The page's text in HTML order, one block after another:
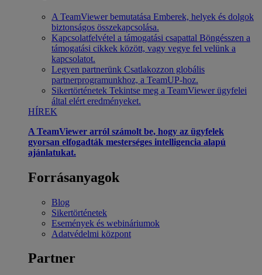
A TeamViewer bemutatása Emberek, helyek és dolgok
biztonságos összekapcsolása.
Kapcsolatfelvétel a támogatási csapattal Böngésszen a
támogatási cikkek között, vagy vegye fel velünk a
kapcsolatot.
Legyen partnerünk Csatlakozzon globális
partnerprogramunkhoz, a TeamUP-hoz.
Sikertörténetek Tekintse meg a TeamViewer ügyfelei
által elért eredményeket.
HÍREK
A TeamViewer arról számolt be, hogy az ügyfelek
gyorsan elfogadták mesterséges intelligencia alapú
ajánlatukat.
Forrásanyagok
Blog
Sikertörténetek
Események és webináriumok
Adatvédelmi központ
Partner